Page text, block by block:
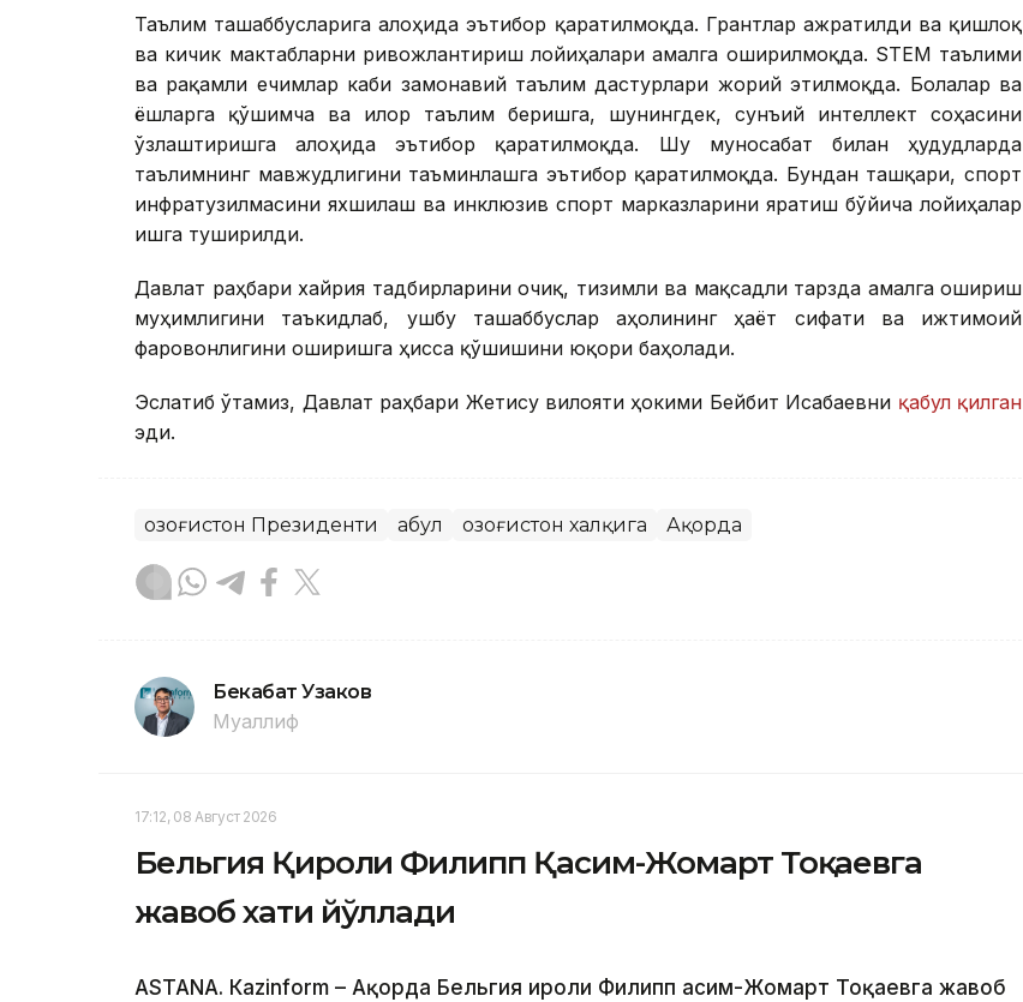
Таълим ташаббусларига алоҳида эътибор қаратилмоқда. Грантлар ажратилди ва қишлоқ
ва кичик мактабларни ривожлантириш лойиҳалари амалга оширилмоқда. STEM таълими
ва рақамли ечимлар каби замонавий таълим дастурлари жорий этилмоқда. Болалар ва
ёшларга қўшимча ва илғор таълим беришга, шунингдек, сунъий интеллект соҳасини
ўзлаштиришга алоҳида эътибор қаратилмоқда. Шу муносабат билан ҳудудларда
таълимнинг мавжудлигини таъминлашга эътибор қаратилмоқда. Бундан ташқари, спорт
инфратузилмасини яхшилаш ва инклюзив спорт марказларини яратиш бўйича лойиҳалар
ишга туширилди.
Давлат раҳбари хайрия тадбирларини очиқ, тизимли ва мақсадли тарзда амалга ошириш
муҳимлигини таъкидлаб, ушбу ташаббуслар аҳолининг ҳаёт сифати ва ижтимоий
фаровонлигини оширишга ҳисса қўшишини юқори баҳолади.
Эслатиб ўтамиз, Давлат раҳбари Жетису вилояти ҳокими Бейбит Исабаевни қабул қилган
эди.
Қозоғистон Президенти Қабул Қозоғистон халқига Ақорда
Бекабат Узаков
Муаллиф
17:12, 08 Август 2026
Бельгия Қироли Филипп Қасим-Жомарт Тоқаевга
жавоб хати йўллади
ASTANА. Кazinform – Ақорда Бельгия Қироли Филипп Қасим-Жомарт Тоқаевга жавоб